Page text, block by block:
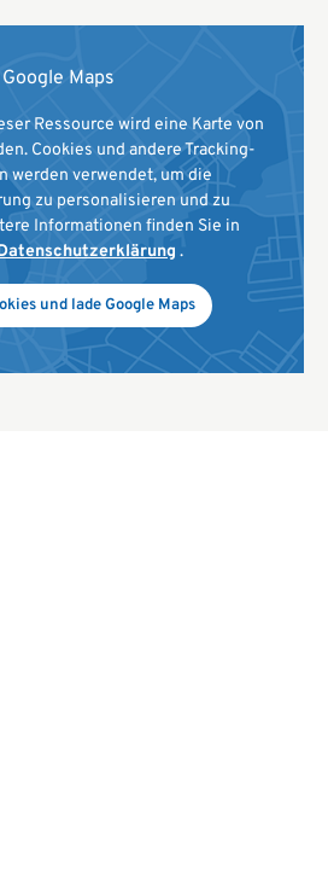
Google Maps
Ressource wird eine Karte von
Cookies und andere Tracking-
werden verwendet, um die
zu personalisieren und zu
Informationen finden Sie in
.
und lade Google Maps